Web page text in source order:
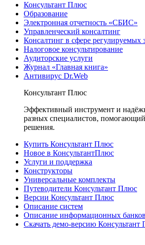
Консультант Плюс
Образование
Электронная отчетность «СБИС»
Управленческий консалтинг
Консалтинг в сфере регулируемых
Налоговое консультирование
Аудиторские услуги
Журнал «Главная книга»
Антивирус Dr.Web
Консультант Плюс
Эффективный инструмент и
разных специалистов,
решения.
Купить Консультант Плюс
Новое в КонсультантПлюс
Услуги и поддержка
Конструкторы
Универсальные комплекты
Путеводители Консультант Плюс
Версии Консультант Плюс
Описание систем
Описание информационных банков
Скачать демо-версию Консультант